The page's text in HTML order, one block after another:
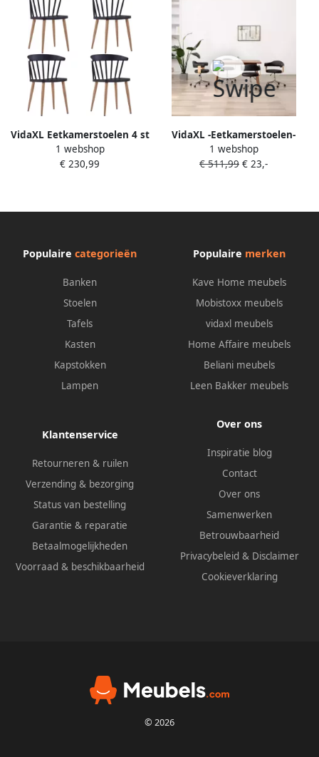
VidaXL Eetkamerstoelen 4 st
kunststof staal zwart
1 webshop
€ 230,99
VidaXL -Eetkamerstoelen-
draaibaar-4-st-kunstleer-
zwart
1 webshop
€ 511,99 € 23,-
Populaire categorieën
Banken
Stoelen
Tafels
Kasten
Kapstokken
Lampen
Populaire merken
Kave Home meubels
Mobistoxx meubels
vidaxl meubels
Home Affaire meubels
Beliani meubels
Leen Bakker meubels
Klantenservice
Retourneren & ruilen
Verzending & bezorging
Status van bestelling
Garantie & reparatie
Betaalmogelijkheden
Voorraad & beschikbaarheid
Over ons
Inspiratie blog
Contact
Over ons
Samenwerken
Betrouwbaarheid
Privacybeleid & Disclaimer
Cookieverklaring
© 2026